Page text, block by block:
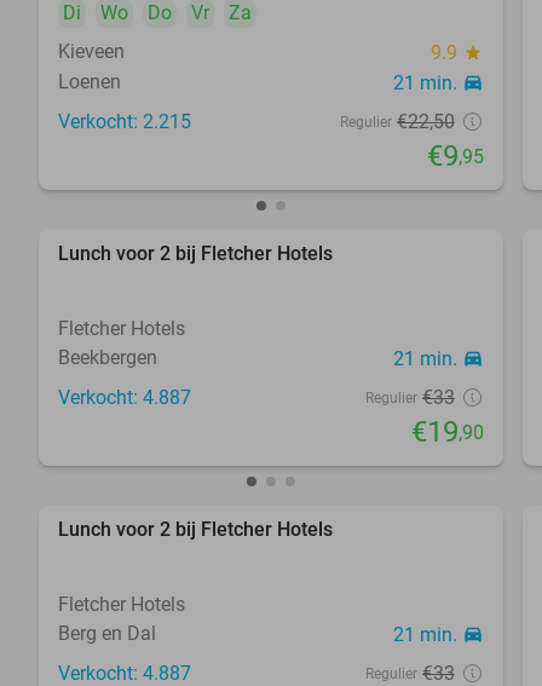
Di
Wo Do Vr
Za
Kieveen
9.9 star
Loenen 21 min. directions_car
Verkocht: 2.215 Regulier €22,50
€9,95
Lunch voor 2 bij Fletcher Hotels
Fletcher Hotels
Beekbergen
21 min. directions_car
Verkocht: 4.887 Regulier €33
€19,90
Lunch voor 2 bij Fletcher Hotels
Fletcher Hotels
Berg en Dal
21 min. directions_car
Verkocht: 4.887 Regulier €33